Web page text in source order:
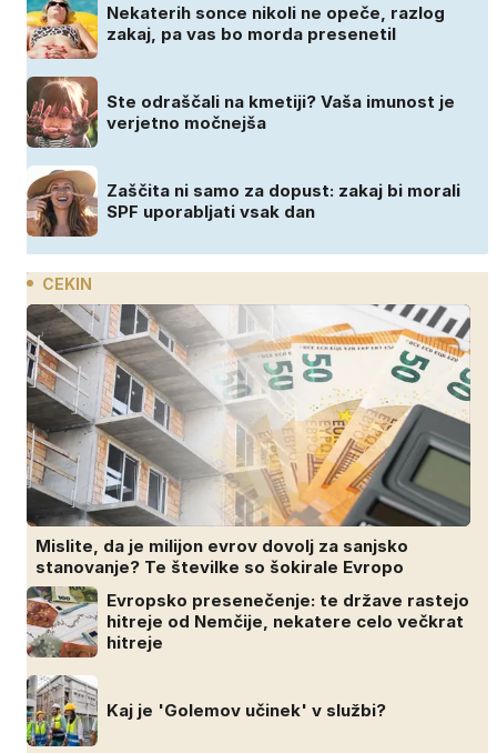
Nekaterih sonce nikoli ne opeče, razlog
zakaj, pa vas bo morda presenetil
Ste odraščali na kmetiji? Vaša imunost je
verjetno močnejša
Zaščita ni samo za dopust: zakaj bi morali
SPF uporabljati vsak dan
CEKIN
Mislite, da je milijon evrov dovolj za sanjsko
stanovanje? Te številke so šokirale Evropo
Evropsko presenečenje: te države rastejo
hitreje od Nemčije, nekatere celo večkrat
hitreje
Kaj je 'Golemov učinek' v službi?